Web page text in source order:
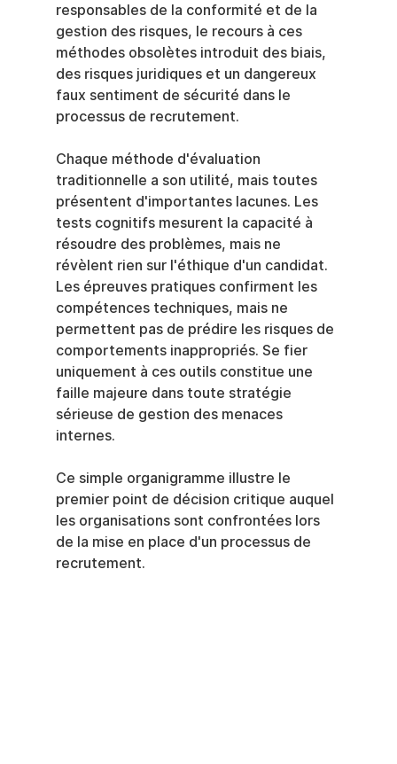
responsables de la conformité et de la
gestion des risques, le recours à ces
méthodes obsolètes introduit des biais,
des risques juridiques et un dangereux
faux sentiment de sécurité dans le
processus de recrutement.
Chaque méthode d'évaluation
traditionnelle a son utilité, mais toutes
présentent d'importantes lacunes. Les
tests cognitifs mesurent la capacité à
résoudre des problèmes, mais ne
révèlent rien sur l'éthique d'un candidat.
Les épreuves pratiques confirment les
compétences techniques, mais ne
permettent pas de prédire les risques de
comportements inappropriés. Se fier
uniquement à ces outils constitue une
faille majeure dans toute stratégie
sérieuse de gestion des menaces
internes.
Ce simple organigramme illustre le
premier point de décision critique auquel
les organisations sont confrontées lors
de la mise en place d'un processus de
recrutement.